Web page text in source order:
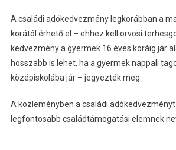
A családi adókedvezmény legkorábban a
korától érhető el – ehhez kell orvosi
kedvezmény a gyermek 16 éves koráig jár
hosszabb is lehet, ha a gyermek nappali
középiskolába jár – jegyezték meg.
A közleményben a családi
legfontosabb családtámogatási elemnek